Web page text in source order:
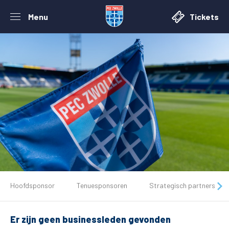
Menu Tickets
Tickets
Matchdays
Hoofdsponsor Tenuesponsoren Strategisch partners
Er zijn geen businessleden gevonden